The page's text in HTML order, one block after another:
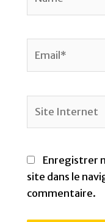
Internet
Enregistrer
site dans le
commentaire.